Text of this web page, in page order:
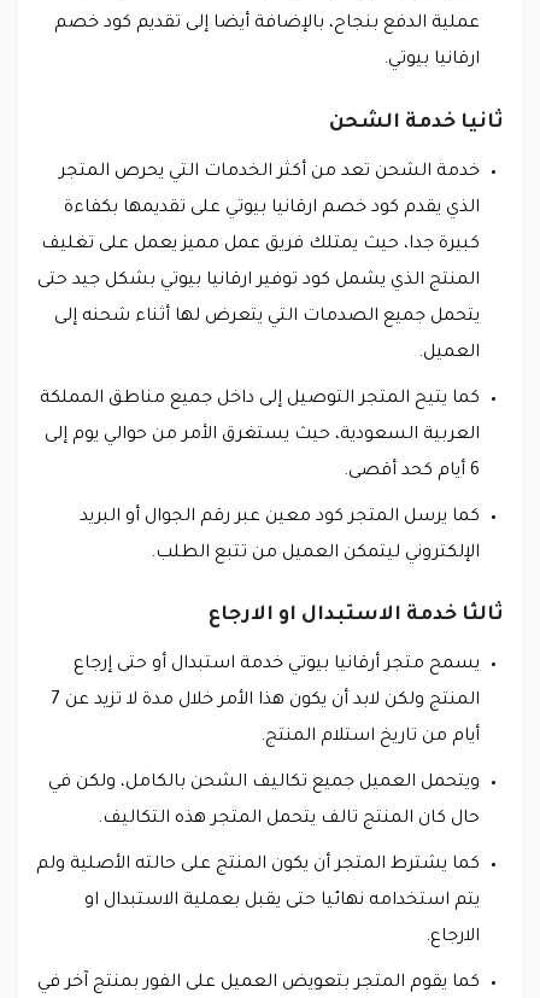
عملية الدفع بنجاح، بالإضافة أيضا إلى تقديم كود خصم
ارقانيا بيوتي.
ثانيا خدمة الشحن
خدمة الشحن تعد من أكثر الخدمات التي يحرص المتجر
الذي يقدم كود خصم ارقانيا بيوتي على تقديمها بكفاءة
كبيرة جدا، حيث يمتلك فريق عمل مميز يعمل على تغليف
المنتج الذي يشمل كود توفير ارقانيا بيوتي بشكل جيد حتى
يتحمل جميع الصدمات التي يتعرض لها أثناء شحنه إلى
العميل.
كما يتيح المتجر التوصيل إلى داخل جميع مناطق المملكة
العربية السعودية، حيث يستغرق الأمر من حوالي يوم إلى
6 أيام كحد أقصى.
كما يرسل المتجر كود معين عبر رقم الجوال أو البريد
الإلكتروني ليتمكن العميل من تتبع الطلب.
ثالثا خدمة الاستبدال او الارجاع
يسمح متجر أرقانيا بيوتي خدمة استبدال أو حتى إرجاع
المنتج ولكن لابد أن يكون هذا الأمر خلال مدة لا تزيد عن 7
أيام من تاريخ استلام المنتج.
ويتحمل العميل جميع تكاليف الشحن بالكامل، ولكن في
حال كان المنتج تالف يتحمل المتجر هذه التكاليف.
كما يشترط المتجر أن يكون المنتج على حالته الأصلية ولم
يتم استخدامه نهائيا حتى يقبل بعملية الاستبدال او
الارجاع.
كما يقوم المتجر بتعويض العميل على الفور بمنتج آخر في